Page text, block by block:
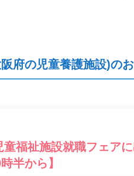
府の児童養護施設)の
童福祉施設就職フェア
半から】